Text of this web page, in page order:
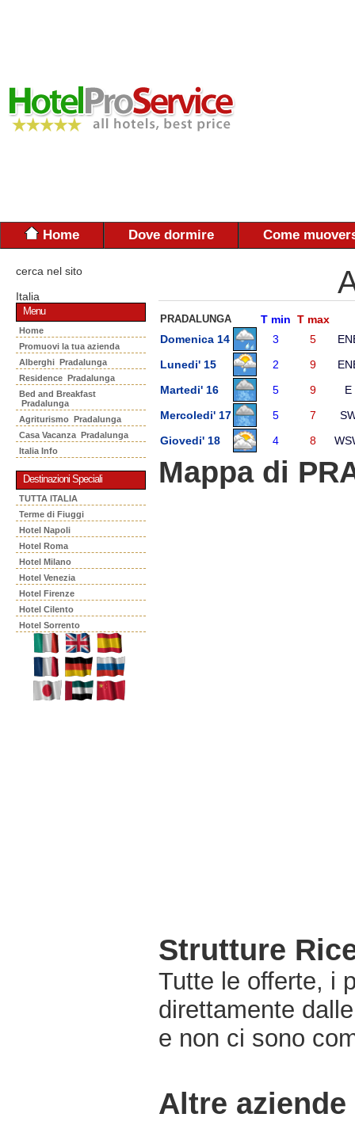
Home Dove dormire Come
cerca nel sito
Italia
Menu
Home
Promuovi la tua azienda
Alberghi Pradalunga
Residence Pradalunga
Bed and Breakfast
Pradalunga
Agriturismo Pradalunga
Casa Vacanza Pradalunga
Italia Info
Destinazioni Speciali
TUTTA ITALIA
Terme di Fiuggi
Hotel Napoli
Hotel Roma
Hotel Milano
Hotel Venezia
Hotel Firenze
Hotel Cilento
Hotel Sorrento
PRADALUNGA T min T max
Domenica 14
3 5
Lunedi' 15
2 9
Martedi' 16
5 9
E
Mercoledi' 17
5 7
Giovedi' 18
4 8
Mappa di
Strutture
Tutte le offerte, i
direttamente
e non ci sono
Altre